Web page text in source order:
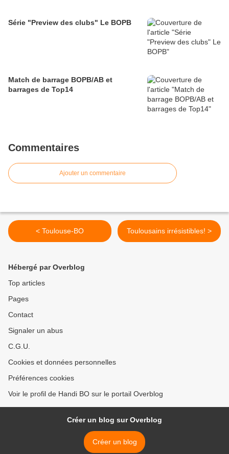
Série "Preview des clubs" Le BOPB
Match de barrage BOPB/AB et
barrages de Top14
Commentaires
Ajouter un commentaire
< Toulouse-BO Toulousains irrésistibles! >
Hébergé par Overblog
Top articles
Pages
Contact
Signaler un abus
C.G.U.
Cookies et données personnelles
Préférences cookies
Voir le profil de Handi BO sur le portail Overblog
Créer un blog sur Overblog
Créer un blog